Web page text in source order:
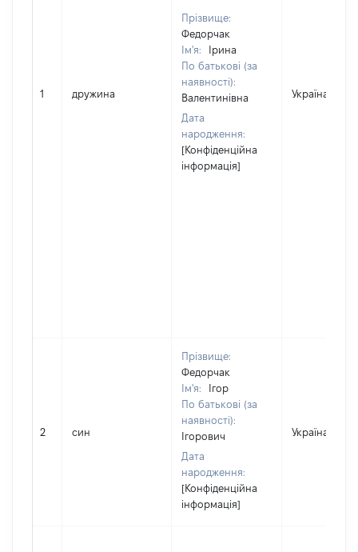
1 дружина
Прізвище:
Федорчак
Ім'я:
Ірина
По батькові (за
наявності):
Валентинівна
Дата
народження:
[Конфіденційна
інформація]
Україна
2 син
Прізвище:
Федорчак
Ім'я:
Ігор
По батькові (за
наявності):
Ігорович
Дата
народження:
[Конфіденційна
інформація]
Україна